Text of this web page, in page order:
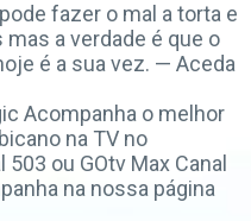
fazer o mal a torta e
a verdade é que o
é a sua vez. — Aceda
Acompanha o melhor
na TV no
ou GOtv Max Canal
na nossa página